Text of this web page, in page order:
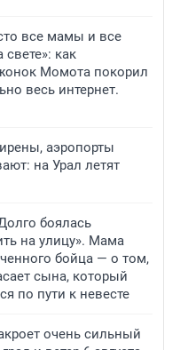
все мамы и все
свете»: как
Момота покорил
весь интернет.
аэропорты
на Урал летят
боялась
на улицу». Мама
бойца — о том,
сына, который
по пути к невесте
очень сильный